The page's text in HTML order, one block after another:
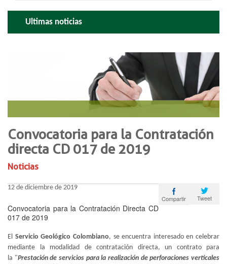
Ultimas noticias
Convocatoria para la Contratación
directa CD 017 de 2019
Noticias
12 de diciembre de 2019
Tweet
Compartir
Convocatoria para la Contratación Directa CD
017 de 2019
El Servicio Geológico Colombiano, se encuentra interesado en celebrar
mediante la modalidad de contratación directa, un contrato para
la "Prestación de servicios para la realización de perforaciones verticales